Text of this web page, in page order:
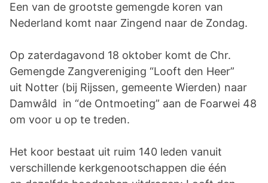
Een van de grootste gemengde koren van
Nederland komt naar Zingend naar de Zondag.
Op zaterdagavond 18 oktober komt de Chr.
Gemengde Zangvereniging “Looft den Heer”
uit Notter (bij Rijssen, gemeente Wierden) naar
Damwâld in “de Ontmoeting” aan de Foarwei 48
om voor u op te treden.
Het koor bestaat uit ruim 140 leden vanuit
verschillende kerkgenootschappen die één